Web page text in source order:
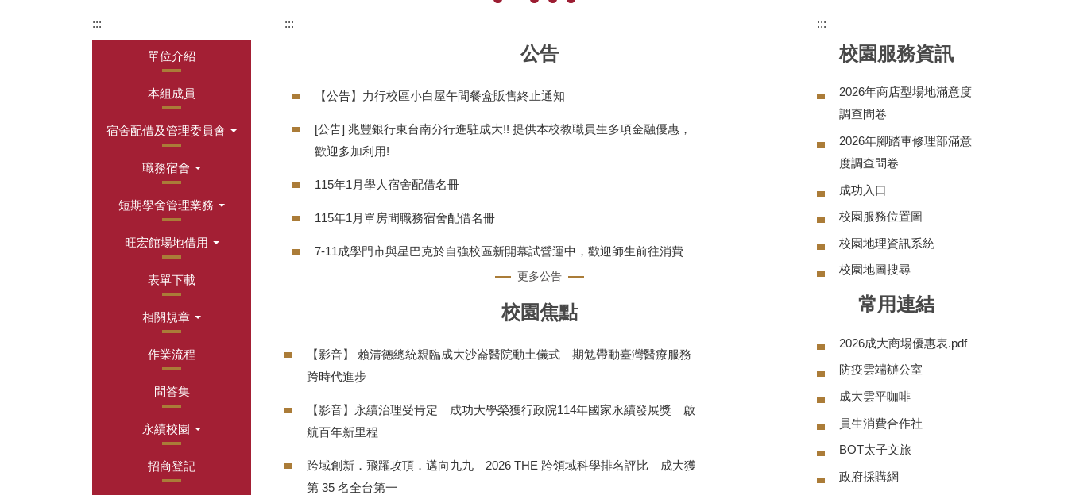
:::
單位介紹
本組成員
宿舍配借及管理委員會
職務宿舍
短期學舍管理業務
旺宏館場地借用
表單下載
相關規章
作業流程
問答集
永續校園
招商登記
:::
公告
【公告】力行校區小白屋午間餐盒販售終止通知
[公告] 兆豐銀行東台南分行進駐成大!! 提供本校教職員生多項金融優惠，
歡迎多加利用!
115年1月學人宿舍配借名冊
115年1月單房間職務宿舍配借名冊
7-11成學門市與星巴克於自強校區新開幕試營運中，歡迎師生前往消費
更多公告
校園焦點
【影音】 賴清德總統親臨成大沙崙醫院動土儀式 期勉帶動臺灣醫療服務
跨時代進步
【影音】永續治理受肯定 成功大學榮獲行政院114年國家永續發展獎 啟
航百年新里程
跨域創新．飛躍攻頂．邁向九九 2026 THE 跨領域科學排名評比 成大獲
第 35 名全台第一
:::
校園服務資訊
2026年商店型場地滿意度
調查問卷
2026年腳踏車修理部滿意
度調查問卷
成功入口
校園服務位置圖
校園地理資訊系統
校園地圖搜尋
常用連結
2026成大商場優惠表.pdf
防疫雲端辦公室
成大雲平咖啡
員生消費合作社
BOT太子文旅
政府採購網